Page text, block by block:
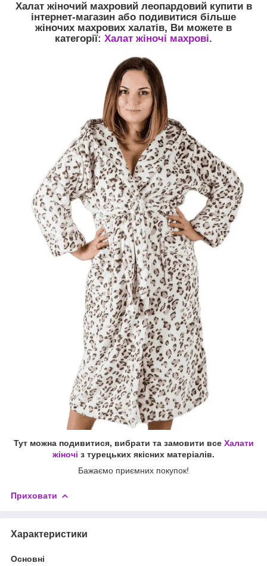
Халат жіночий махровий леопардовийкупити в
інтернет-магазин або подивитися більше
жіночих махрових халатів, Ви можете в
категорії: Халат жіночі махрові.
Тут можна подивитися, вибрати та замовити все Халати
жіночі з турецьких якісних матеріалів.
Бажаємо приємних покупок!
Приховати
Характеристики
Основні